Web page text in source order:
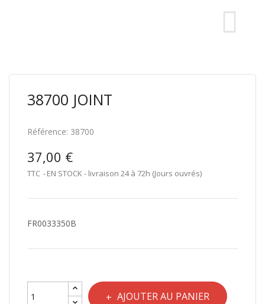
38700 JOINT
Référence: 38700
37,00 €
TTC EN STOCK - livraison 24 à 72h (Jours ouvrés)
FR0033350B
AJOUTER AU PANIER